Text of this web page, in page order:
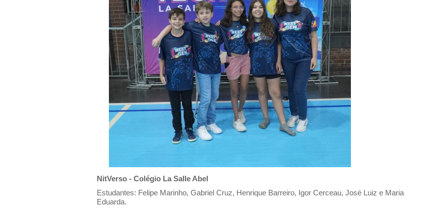
NitVerso - Colégio La Salle Abel
Estudantes: Felipe Marinho, Gabriel Cruz, Henrique Barreiro, Igor Cerceau, José Luiz e Maria
Eduarda.